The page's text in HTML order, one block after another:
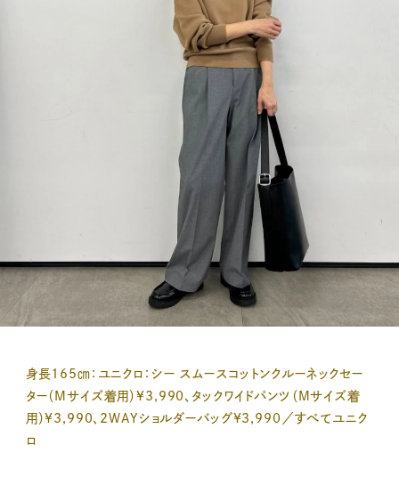
身長165㎝：ユニクロ：シー スムースコットンクルーネックセー
ター（Mサイズ着用）¥3,990、タックワイドパンツ（Mサイズ着
用）¥3,990、2WAYショルダーバッグ¥3,990／すべてユニク
ロ